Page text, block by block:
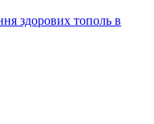
здорових тополь в